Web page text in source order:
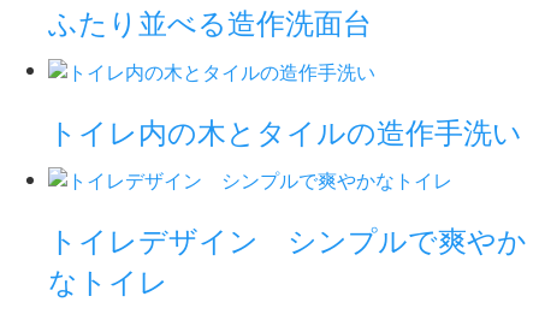
ふたり並べる造作洗面台
トイレ内の木とタイルの造作手洗い
トイレデザイン シンプルで爽やか
なトイレ